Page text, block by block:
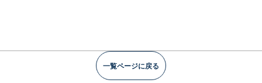
一覧ページに戻る